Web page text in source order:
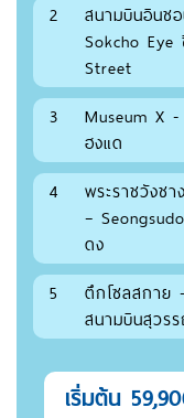
2
สนามบินอินช
Sokcho
Street
3
Museum X
ฮงแด
4
พระราชวังช
–
ดง
5
ตึกโซลสกา
สนามบินสุวร
เริ่มต้น